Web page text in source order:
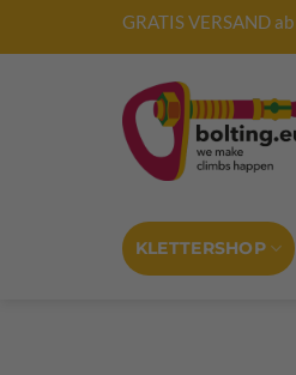
GRATIS VERSAND ab
KLETTERSHOP